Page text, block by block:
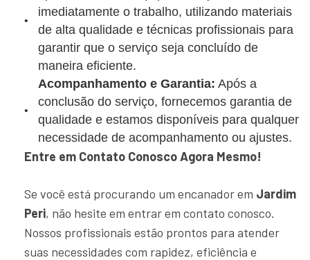
imediatamente o trabalho, utilizando materiais
de alta qualidade e técnicas profissionais para
garantir que o serviço seja concluído de
maneira eficiente.
Acompanhamento e Garantia: Após a
conclusão do serviço, fornecemos garantia de
qualidade e estamos disponíveis para qualquer
necessidade de acompanhamento ou ajustes.
Entre em Contato Conosco Agora Mesmo!
Se você está procurando um encanador em Jardim
Peri, não hesite em entrar em contato conosco.
Nossos profissionais estão prontos para atender
suas necessidades com rapidez, eficiência e